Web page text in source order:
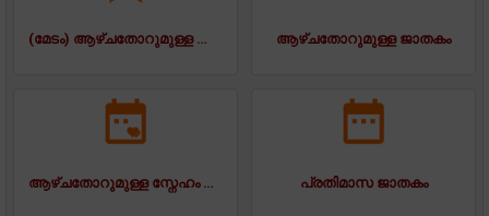
(മേടം) ആഴ്ചതോറുമുള്ള ജാതകം ആഴ്ചതോറുമുള്ള ജാതകം
ആഴ്ചതോറുമുള്ള സ്നേഹം ജാതകം പ്രതിമാസ ജാതകം